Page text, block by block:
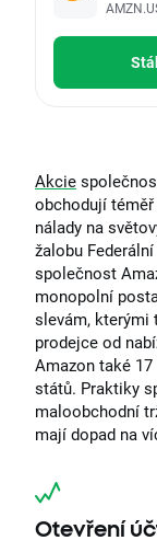
Akcie
obchodují
nálady na
žalobu
společnost
monopolní
slevám, kterými
prodejce od
Amazon také
států. Praktiky
maloobchodní
mají dopad na
Otevření